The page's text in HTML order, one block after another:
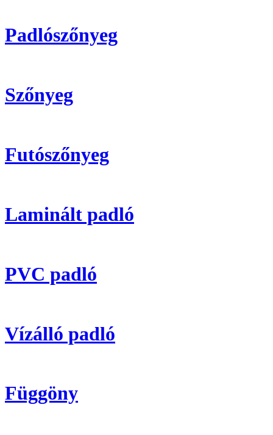
Padlószőnyeg
Szőnyeg
Futószőnyeg
Laminált padló
PVC padló
Vízálló padló
Függöny